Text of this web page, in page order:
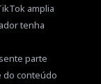
amplia
tenha
parte
do conteúdo